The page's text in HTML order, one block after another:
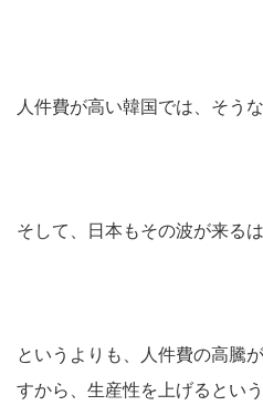
人件費が高い韓国では、そう
そして、日本もその波が来るは
というよりも、人件費の高騰
すから、生産性を上げるとい